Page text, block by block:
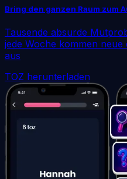
Bring den ganzen Raum zum
Tausende absurde
jede Woche kommen
aus
TOZ herunterladen